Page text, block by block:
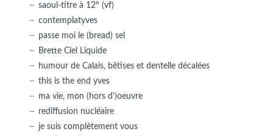
saoul-titre à 12° (vf)
contemplatyves
passe moi le (bread) sel
Brette Ciel Liquide
humour de Calais, bêtises et dentelle décalées
this is the end yves
ma vie, mon (hors d')oeuvre
rediffusion nucléaire
je suis complètement vous